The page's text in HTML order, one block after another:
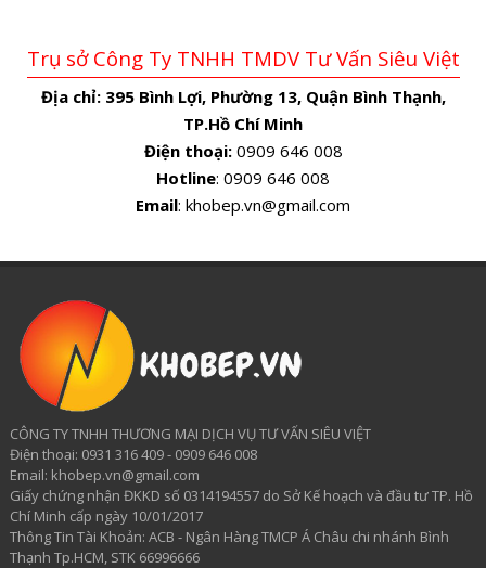
Trụ sở Công Ty TNHH TMDV Tư Vấn Siêu Việt
Địa chỉ: 395 Bình Lợi, Phường 13, Quận Bình Thạnh,
TP.Hồ Chí Minh
Điện thoại:0909 646 008
Hotline: 0909 646 008
Email: khobep.vn@gmail.com
CÔNG TY TNHH THƯƠNG MẠI DỊCH VỤ TƯ VẤN SIÊU VIỆT
​Điện thoại: 0931 316 409 - 0909 646 008
Email: khobep.vn@gmail.com
Giấy chứng nhận ĐKKD số 0314194557 do Sở Kế hoạch và đầu tư TP. Hồ
Chí Minh cấp ngày 10/01/2017
Thông Tin Tài Khoản: ACB - Ngân Hàng TMCP Á Châu chi nhánh Bình
Thạnh Tp.HCM, STK 66996666